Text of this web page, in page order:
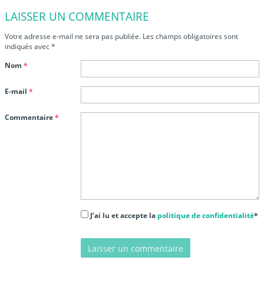
LAISSER UN COMMENTAIRE
Votre adresse e-mail ne sera pas publiée. Les champs obligatoires sont
indiqués avec*
Commentaire*
J’ai lu et accepte la politique de confidentialité*
Nom *
E-mail *